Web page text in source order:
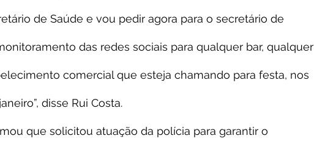
de Saúde e vou pedir agora para o secretário de
das redes sociais para qualquer bar, qualquer
comercial que esteja chamando para festa, nos
disse Rui Costa.
que solicitou atuação da polícia para garantir o